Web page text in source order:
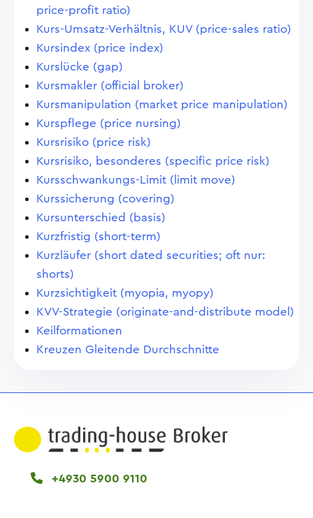
price-profit ratio)
Kurs-Umsatz-Verhältnis, KUV (price-sales ratio)
Kursindex (price index)
Kurslücke (gap)
Kursmakler (official broker)
Kursmanipulation (market price manipulation)
Kurspflege (price nursing)
Kursrisiko (price risk)
Kursrisiko, besonderes (specific price risk)
Kursschwankungs-Limit (limit move)
Kurssicherung (covering)
Kursunterschied (basis)
Kurzfristig (short-term)
Kurzläufer (short dated securities; oft nur:
shorts)
Kurzsichtigkeit (myopia, myopy)
KVV-Strategie (originate-and-distribute model)
Keilformationen
Kreuzen Gleitende Durchschnitte
+4930 5900 9110